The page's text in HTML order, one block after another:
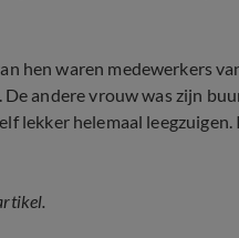
hen waren medewerkers
andere vrouw was zijn
lekker helemaal leegzuigen.